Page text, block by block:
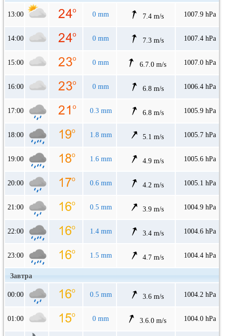
13:00 0 mm 7.4 m/s 1007.9 hPa
14:00 0 mm 7.3 m/s 1007.4 hPa
15:00 0 mm 6.7.0 m/s 1007.0 hPa
16:00 0 mm 6.8 m/s 1006.4 hPa
17:00 0.3 mm 6.8 m/s 1005.9 hPa
18:00 1.8 mm 5.1 m/s 1005.7 hPa
19:00 1.6 mm 4.9 m/s 1005.6 hPa
20:00 0.6 mm 4.2 m/s 1005.1 hPa
21:00 0.5 mm 3.9 m/s 1004.9 hPa
22:00 1.4 mm 3.4 m/s 1004.6 hPa
23:00 1.5 mm 4.7 m/s 1004.4 hPa
Завтра
00:00 0.5 mm 3.6 m/s 1004.2 hPa
01:00 0 mm 3.6.0 m/s 1004.0 hPa